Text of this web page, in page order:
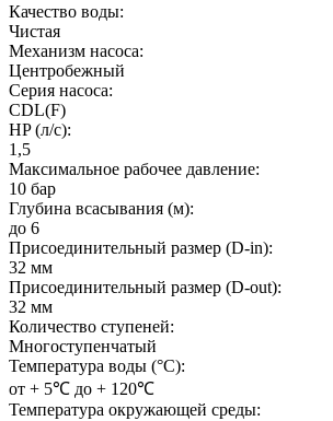
Качество воды:
Чистая
Механизм насоса:
Центробежный
Серия насоса:
CDL(F)
HP (л/с):
1,5
Максимальное рабочее давление:
10 бар
Глубина всасывания (м):
до 6
Присоединительный размер (D-in):
32 мм
Присоединительный размер (D-out):
32 мм
Количество ступеней:
Многоступенчатый
Температура воды (°C):
от + 5℃ до + 120℃
Температура окружающей среды: